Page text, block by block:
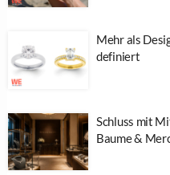
Mehr als
definiert
Schluss mit
Baume &